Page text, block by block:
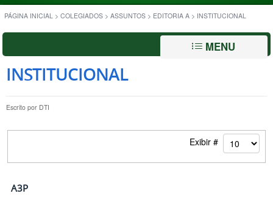
PÁGINA INICIAL > COLEGIADOS > ASSUNTOS > EDITORIA A > INSTITUCIONAL
MENU
INSTITUCIONAL
Escrito por DTI
Exibir #
A3P